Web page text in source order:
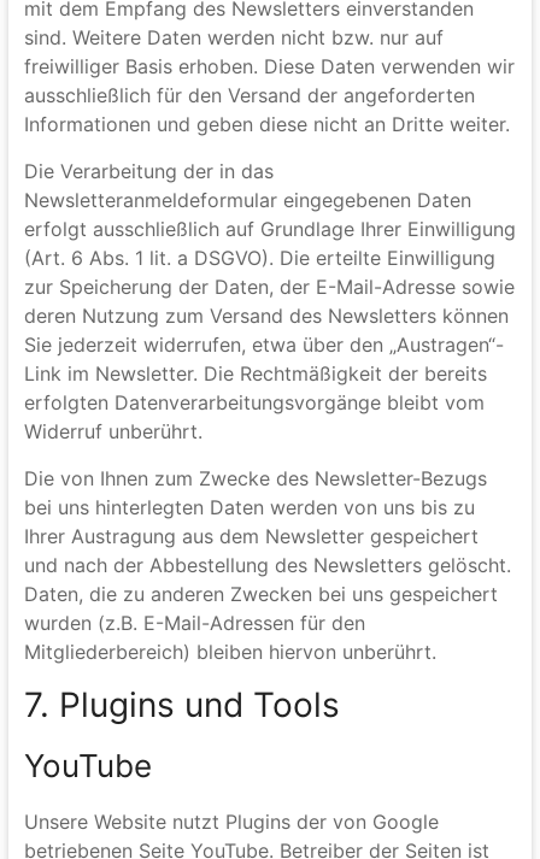
Newsletter beziehen möchten, benötigen wir von
Ihnen eine E-Mail-Adresse sowie Informationen,
welche uns die Überprüfung gestatten, dass Sie der
Inhaber der angegebenen E-Mail-Adresse sind und
mit dem Empfang des Newsletters einverstanden
sind. Weitere Daten werden nicht bzw. nur auf
freiwilliger Basis erhoben. Diese Daten verwenden wir
ausschließlich für den Versand der angeforderten
Informationen und geben diese nicht an Dritte weiter.
Die Verarbeitung der in das
Newsletteranmeldeformular eingegebenen Daten
erfolgt ausschließlich auf Grundlage Ihrer Einwilligung
(Art. 6 Abs. 1 lit. a DSGVO). Die erteilte Einwilligung
zur Speicherung der Daten, der E-Mail-Adresse sowie
deren Nutzung zum Versand des Newsletters können
Sie jederzeit widerrufen, etwa über den „Austragen“-
Link im Newsletter. Die Rechtmäßigkeit der bereits
erfolgten Datenverarbeitungsvorgänge bleibt vom
Widerruf unberührt.
Die von Ihnen zum Zwecke des Newsletter-Bezugs
bei uns hinterlegten Daten werden von uns bis zu
Ihrer Austragung aus dem Newsletter gespeichert
und nach der Abbestellung des Newsletters gelöscht.
Daten, die zu anderen Zwecken bei uns gespeichert
Mitgliederbereich) bleiben hiervon unberührt.
7. Plugins und Tools